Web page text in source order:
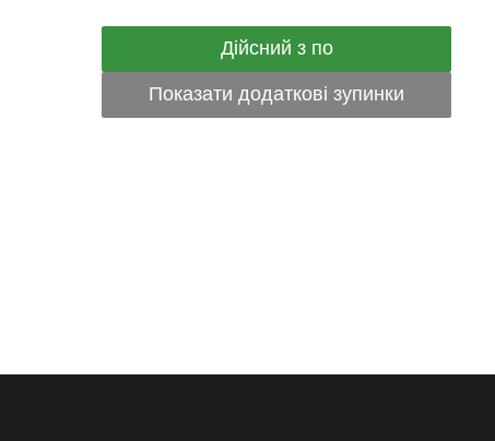
Дійсний з по
Показати додаткові зупинки